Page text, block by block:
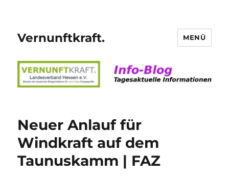
Vernunftkraft. MENÜ
Neuer Anlauf für
Windkraft auf dem
Taunuskamm | FAZ